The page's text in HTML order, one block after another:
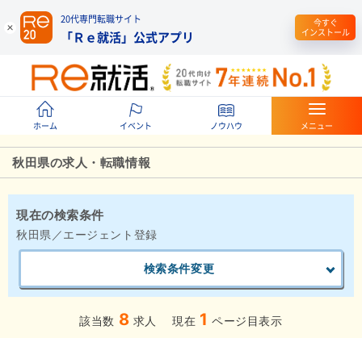
20代専門転職サイト
「Ｒｅ就活」公式アプリ
今すぐ
インストール
ホーム イベント ノウハウ メニュー
秋田県の求人・転職情報
現在の検索条件
秋田県／エージェント登録
検索条件変更
該当数 8 求人 現在 1 ページ目表示